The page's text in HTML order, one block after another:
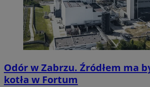
Odór w Zabrzu. Źródłem ma
kotła w Fortum